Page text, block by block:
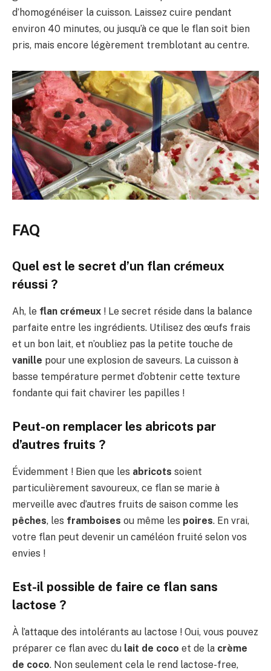
d’homogénéiser la cuisson. Laissez cuire pendant
environ 40 minutes, ou jusqu’à ce que le flan soit bien
pris, mais encore légèrement tremblotant au centre.
FAQ
Quel est le secret d’un flan crémeux
réussi ?
Ah, le flan crémeux ! Le secret réside dans la balance
parfaite entre les ingrédients. Utilisez des œufs frais
et un bon lait, et n’oubliez pas la petite touche de
vanille pour une explosion de saveurs. La cuisson à
basse température permet d’obtenir cette texture
fondante qui fait chavirer les papilles !
Peut-on remplacer les abricots par
d’autres fruits ?
Évidemment ! Bien que les abricots soient
particulièrement savoureux, ce flan se marie à
merveille avec d’autres fruits de saison comme les
pêches, les framboises ou même les poires. En vrai,
votre flan peut devenir un caméléon fruité selon vos
envies !
Est-il possible de faire ce flan sans
lactose ?
À l’attaque des intolérants au lactose ! Oui, vous pouvez
préparer ce flan avec du lait de coco et de la crème
de coco. Non seulement cela le rend lactose-free,